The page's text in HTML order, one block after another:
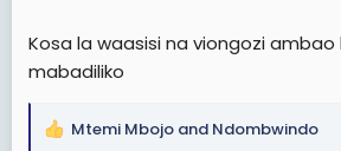
Kosa la waasisi na viongozi
mabadiliko
R
Mtemi Mbojo and Ndombwindo